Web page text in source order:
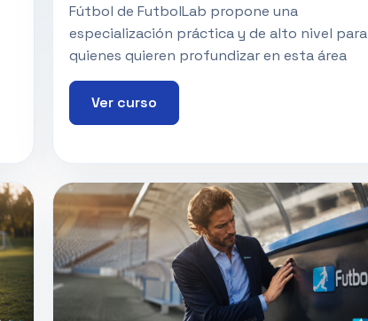
Fútbol de FutbolLab propone una
especialización práctica y de alto nivel para
quienes quieren profundizar en esta área
Ver curso